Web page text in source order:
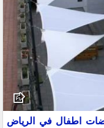
اطفال في الرياض